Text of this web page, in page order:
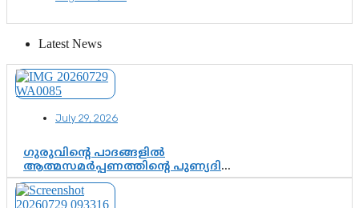
വിഷവിത്ത്: ഗോകുലം ഗോപാലൻ
Latest News
July 29, 2026
ഗുരുവിന്റെ പാദങ്ങളിൽ
ആത്മസമർപ്പണത്തിന്റെ പുണ്യദിനം;
മാതാ അമൃതാനന്ദമയി മഠത്തിൽ
ഭക്തിസാന്ദ്രമായി ഗുരുപൂർണിമ